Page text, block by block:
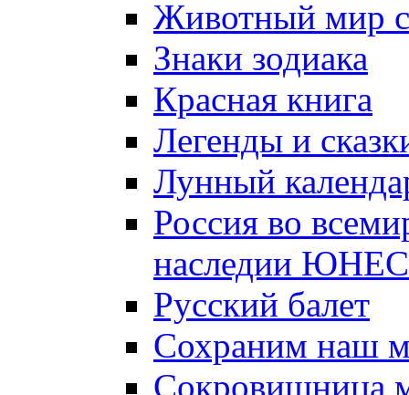
Животный мир
Знаки зодиака
Красная книга
Легенды и
Лунный
Россия во
наследии
Русский балет
Сохраним наш
Сокровищница